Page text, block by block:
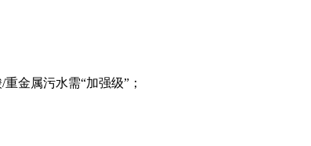
金属污水需“加强级”；